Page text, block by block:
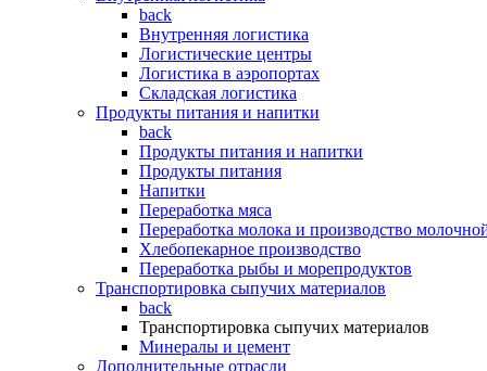
back
Внутренняя логистика
Логистические центры
Логистика в аэропортах
Складская логистика
Продукты питания и напитки
back
Продукты питания и напитки
Продукты питания
Напитки
Переработка мяса
Переработка молока и производство
Хлебопекарное производство
Переработка рыбы и морепродуктов
Транспортировка сыпучих материалов
back
Транспортировка сыпучих материалов
Минералы и цемент
Дополнительные отрасли